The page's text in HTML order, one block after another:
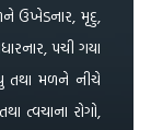
ઉખેડનાર, મૃદુ,
પચી ગયા
તથા મળને નીચે
ત્વચાના રોગો,